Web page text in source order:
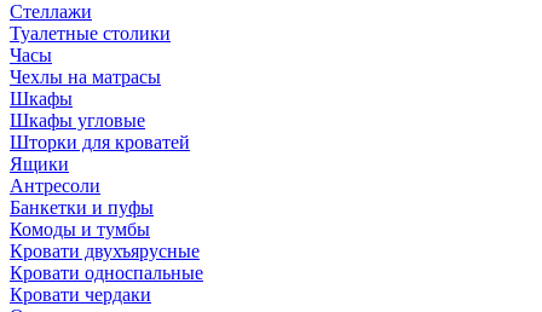
Стеллажи
Туалетные столики
Часы
Чехлы на матрасы
Шкафы
Шкафы угловые
Шторки для кроватей
Ящики
Антресоли
Банкетки и пуфы
Комоды и тумбы
Кровати двухъярусные
Кровати односпальные
Кровати чердаки